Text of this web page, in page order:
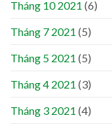
Tháng 10 2021 (6)
Tháng 7 2021 (5)
Tháng 5 2021 (5)
Tháng 4 2021 (3)
Tháng 3 2021 (4)